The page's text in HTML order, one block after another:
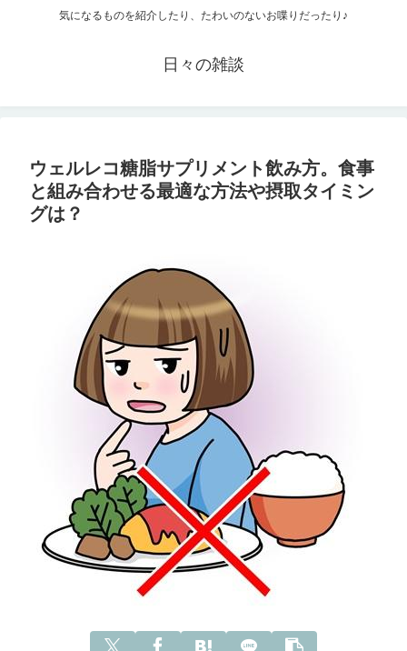
気になるものを紹介したり、たわいのないお喋りだったり♪
日々の雑談
ウェルレコ糖脂サプリメント飲み方。食事
と組み合わせる最適な方法や摂取タイミン
グは？